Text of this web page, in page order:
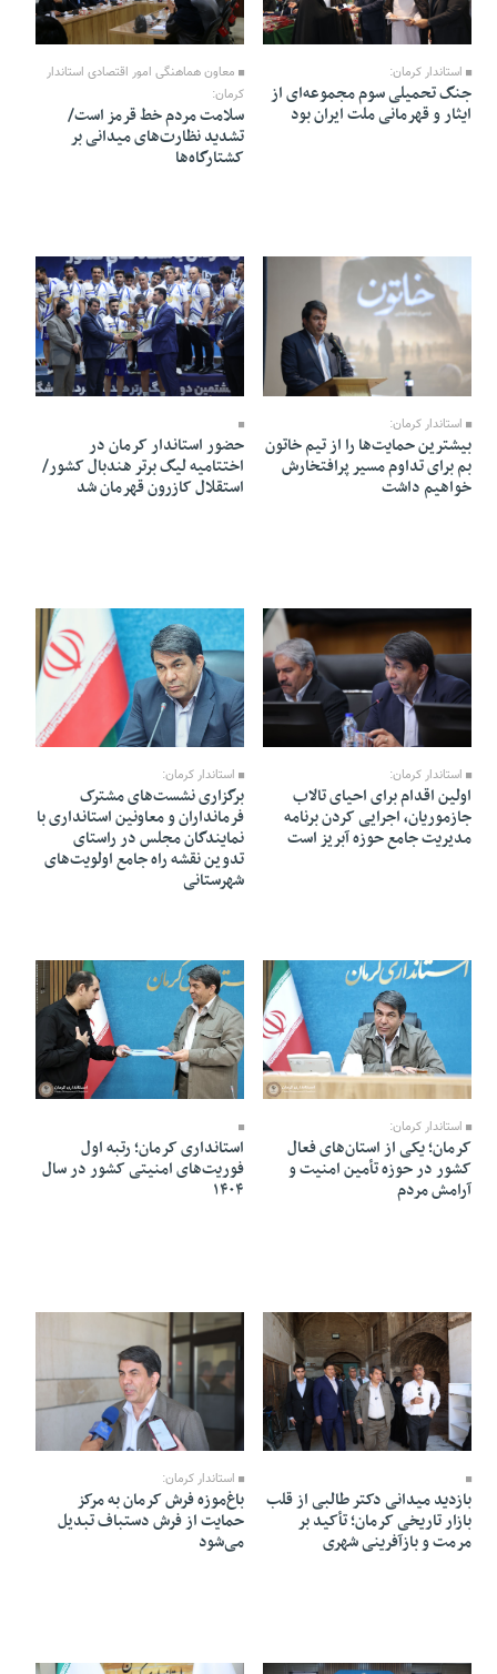
استاندار کرمان:
جنگ تحمیلی سوم مجموعه‌ای از
ایثار و قهرمانی ملت ایران بود
07 Khordad 1405 - 10:08
معاون هماهنگی امور اقتصادی استاندار
کرمان:
سلامت مردم خط قرمز است/
تشدید نظارت‌های میدانی بر
کشتارگاه‌ها
استاندار کرمان:
بیشترین حمایت‌ها را از تیم خاتون
بم برای تداوم مسیر پرافتخارش
خواهیم داشت
05 Khordad 1405 - 20:13
حضور استاندار کرمان در
اختتامیه لیگ برتر هندبال کشور/
استقلال کازرون قهرمان شد
05 Khordad 1405 - 20:09
استاندار کرمان:
اولین اقدام برای احیای تالاب
جازموریان، اجرایی کردن برنامه
مدیریت جامع حوزه آبریز است
05 Khordad 1405 - 20:04
استاندار کرمان:
برگزاری نشست‌های مشترک
فرمانداران و معاونین استانداری با
نمایندگان مجلس در راستای
تدوین نقشه راه جامع اولویت‌های
شهرستانی
03 Khordad 1405 - 18:29
استاندار کرمان:
کرمان؛ یکی از استان‌های فعال
کشور در حوزه تأمین امنیت و
آرامش مردم
استانداری کرمان؛ رتبه اول
فوریت‌های امنیتی کشور در سال
۱۴۰۴
02 Khordad 1405 - 22:08
بازدید میدانی دکتر طالبی از قلب
بازار تاریخی کرمان؛ تأکید بر
مرمت و بازآفرینی شهری
استاندار کرمان:
باغ‌موزه فرش کرمان به مرکز
حمایت از فرش دستباف تبدیل
می‌شود